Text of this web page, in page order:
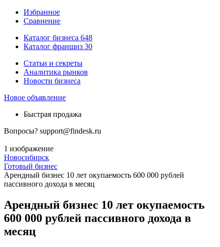
Избранное
Сравнение
Каталог бизнеса 648
Каталог франшиз 30
Статьи и секреты
Аналитика рынков
Новости бизнеса
Новое объявление
Быстрая продажа
Вопросы? support@findesk.ru
1 изображение
Новосибирск
Готовый бизнес
Арендный бизнес 10 лет окупаемость 600 000 рублей
пассивного дохода в месяц
Арендный бизнес 10 лет окупаемость
600 000 рублей пассивного дохода в
месяц